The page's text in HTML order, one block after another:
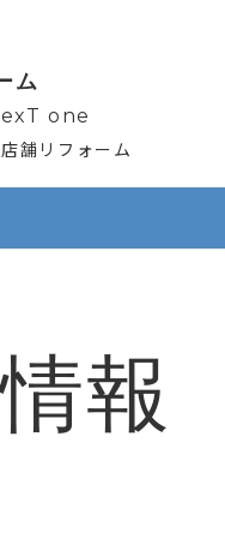
ム
one
リフォーム
報